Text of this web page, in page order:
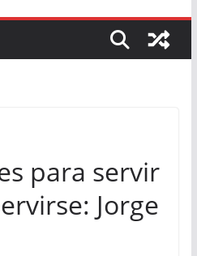
para servir
Jorge